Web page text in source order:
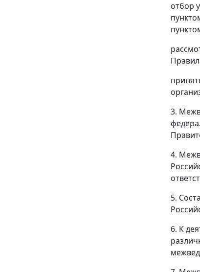
отбор
3.
4.
5.
6. К